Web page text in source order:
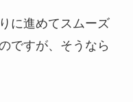
に進めてスムーズ
ですが、そうなら